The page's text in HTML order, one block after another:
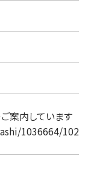
案内しています
1036664/102